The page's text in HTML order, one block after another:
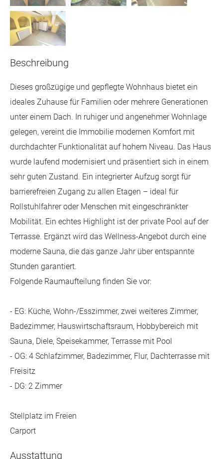
Beschreibung
Dieses großzügige und gepflegte Wohnhaus bietet ein
ideales Zuhause für Familien oder mehrere Generationen
unter einem Dach. In ruhiger und angenehmer Wohnlage
gelegen, vereint die Immobilie modernen Komfort mit
durchdachter Funktionalität auf hohem Niveau. Das Haus
wurde laufend modernisiert und präsentiert sich in einem
sehr guten Zustand. Ein integrierter Aufzug sorgt für
barrierefreien Zugang zu allen Etagen – ideal für
Rollstuhlfahrer oder Menschen mit eingeschränkter
Mobilität. Ein echtes Highlight ist der private Pool auf der
Terrasse. Ergänzt wird das Wellness-Angebot durch eine
moderne Sauna, die das ganze Jahr über entspannte
Stunden garantiert.
Folgende Raumaufteilung finden Sie vor:
- EG: Küche, Wohn-/Esszimmer, zwei weiteres Zimmer,
Badezimmer, Hauswirtschaftsraum, Hobbybereich mit
Sauna, Diele, Speisekammer, Terrasse mit Pool
- OG: 4 Schlafzimmer, Badezimmer, Flur, Dachterrasse mit
Freisitz
- DG: 2 Zimmer
Stellplatz im Freien
Carport
Ausstattung